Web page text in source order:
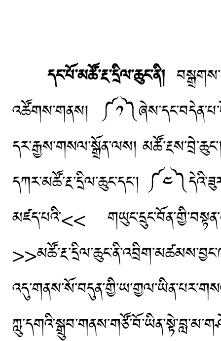
དང་པོ་མཚོ་རྔ་དྲིལ་ཆུང་ནི།
འཚོགས་གནས།
དར་རྒྱས་གསལ་སྒྲོན་ལས།
དཀར་མཚོ་རྔ་དྲིལ་ཆུང་དང་།
མཛད་པའི་<<